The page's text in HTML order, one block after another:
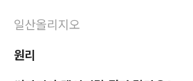
일산올리지오
원리